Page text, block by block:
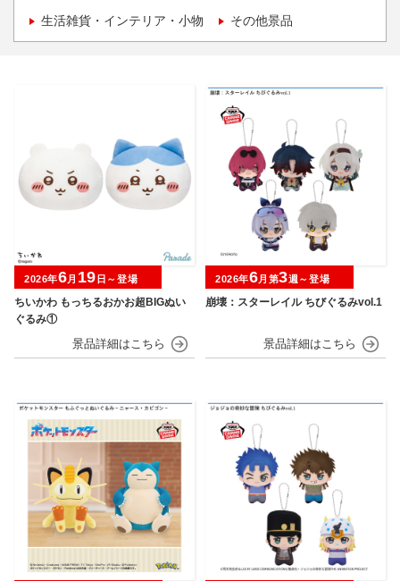
生活雑貨・インテリア・小物 その他景品
ちいかわ もっちるおかお超BIGぬい
ぐるみ①
2026年6月 19 日～登場
崩壊：スターレイル ちびぐるみvol.1
2026年6月第3週～登場